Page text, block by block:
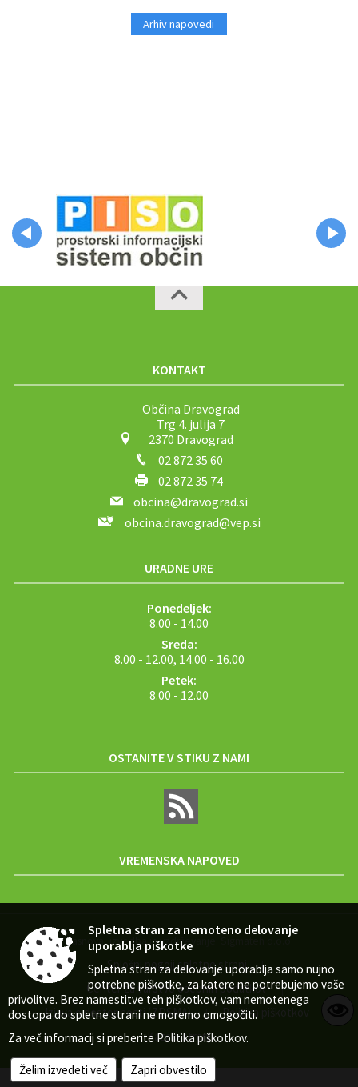
Arhiv napovedi
KONTAKT
Občina Dravograd
Trg 4. julija 7
2370 Dravograd
02 872 35 60
02 872 35 74
obcina@dravograd.si
obcina.dravograd@vep.si
URADNE URE
Ponedeljek:
8.00 - 14.00
Sreda:
8.00 - 12.00, 14.00 - 16.00
Petek:
8.00 - 12.00
OSTANITE V STIKU Z NAMI
VREMENSKA NAPOVED
Zasnova, izvedba in vzdrževanje: Sigmateh d.o.o.
Splošni pogoji spletne strani |
Center za varstvo osebnih podatkov |
Izjava o dostopnosti (ZDSMA) | Politika piškotkov
Kazalo strani
Spletna stran za nemoteno delovanje
uporablja piškotke
Spletna stran za delovanje uporablja samo nujno
potrebne piškotke, za katere ne potrebujemo vaše
privolitve. Brez namestitve teh piškotkov, vam nemotenega
dostopa do spletne strani ne moremo omogočiti.
Za več informacij si preberite Politika piškotkov.
Želim izvedeti več Zapri obvestilo